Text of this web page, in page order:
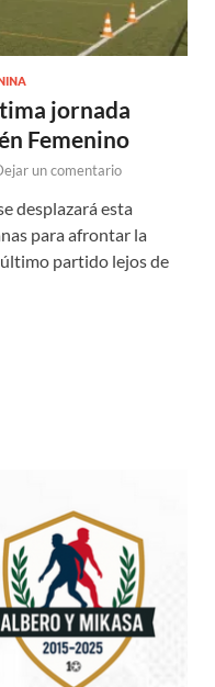
jornada
Femenino
un comentario
desplazará esta
para afrontar la
partido lejos de